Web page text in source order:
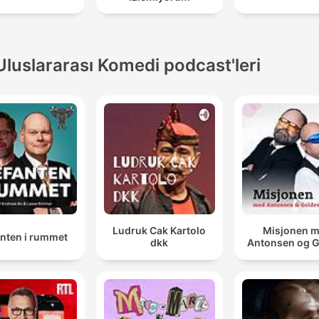
Komedi podcast'leri
i rummet
Ludruk Cak Kartolo
dkk
Misjonen
Antonsen og